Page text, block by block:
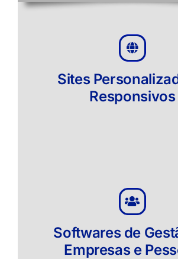
Sites
Responsivos
Softwares de
Empresas e